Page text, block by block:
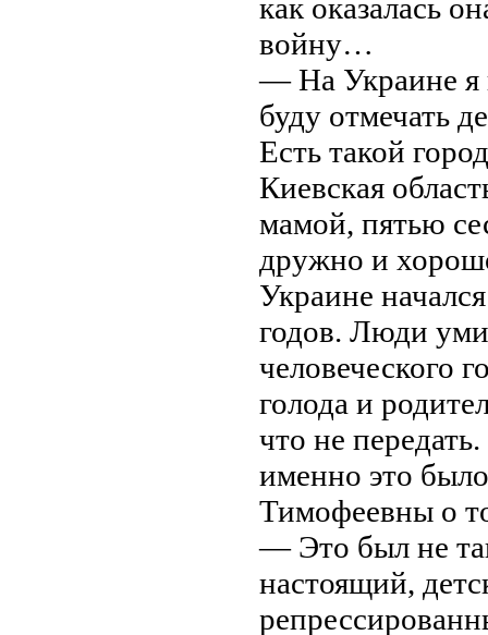
как оказалась
войну…
— На Украине я
буду отмечать
Есть такой
Киевская
мамой, пятью
дружно и
Украине
годов. Люди
человеческого
голода и
что не
именно это
Тимофеевны о
— Это был не
настоящий,